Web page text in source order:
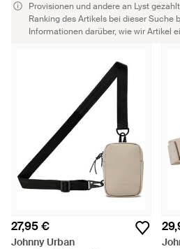
Provisionen und andere an Lyst
Ranking des Artikels bei dieser Suche
Informationen darüber, wie wir Artikel
27,95 €
Johnny Urban